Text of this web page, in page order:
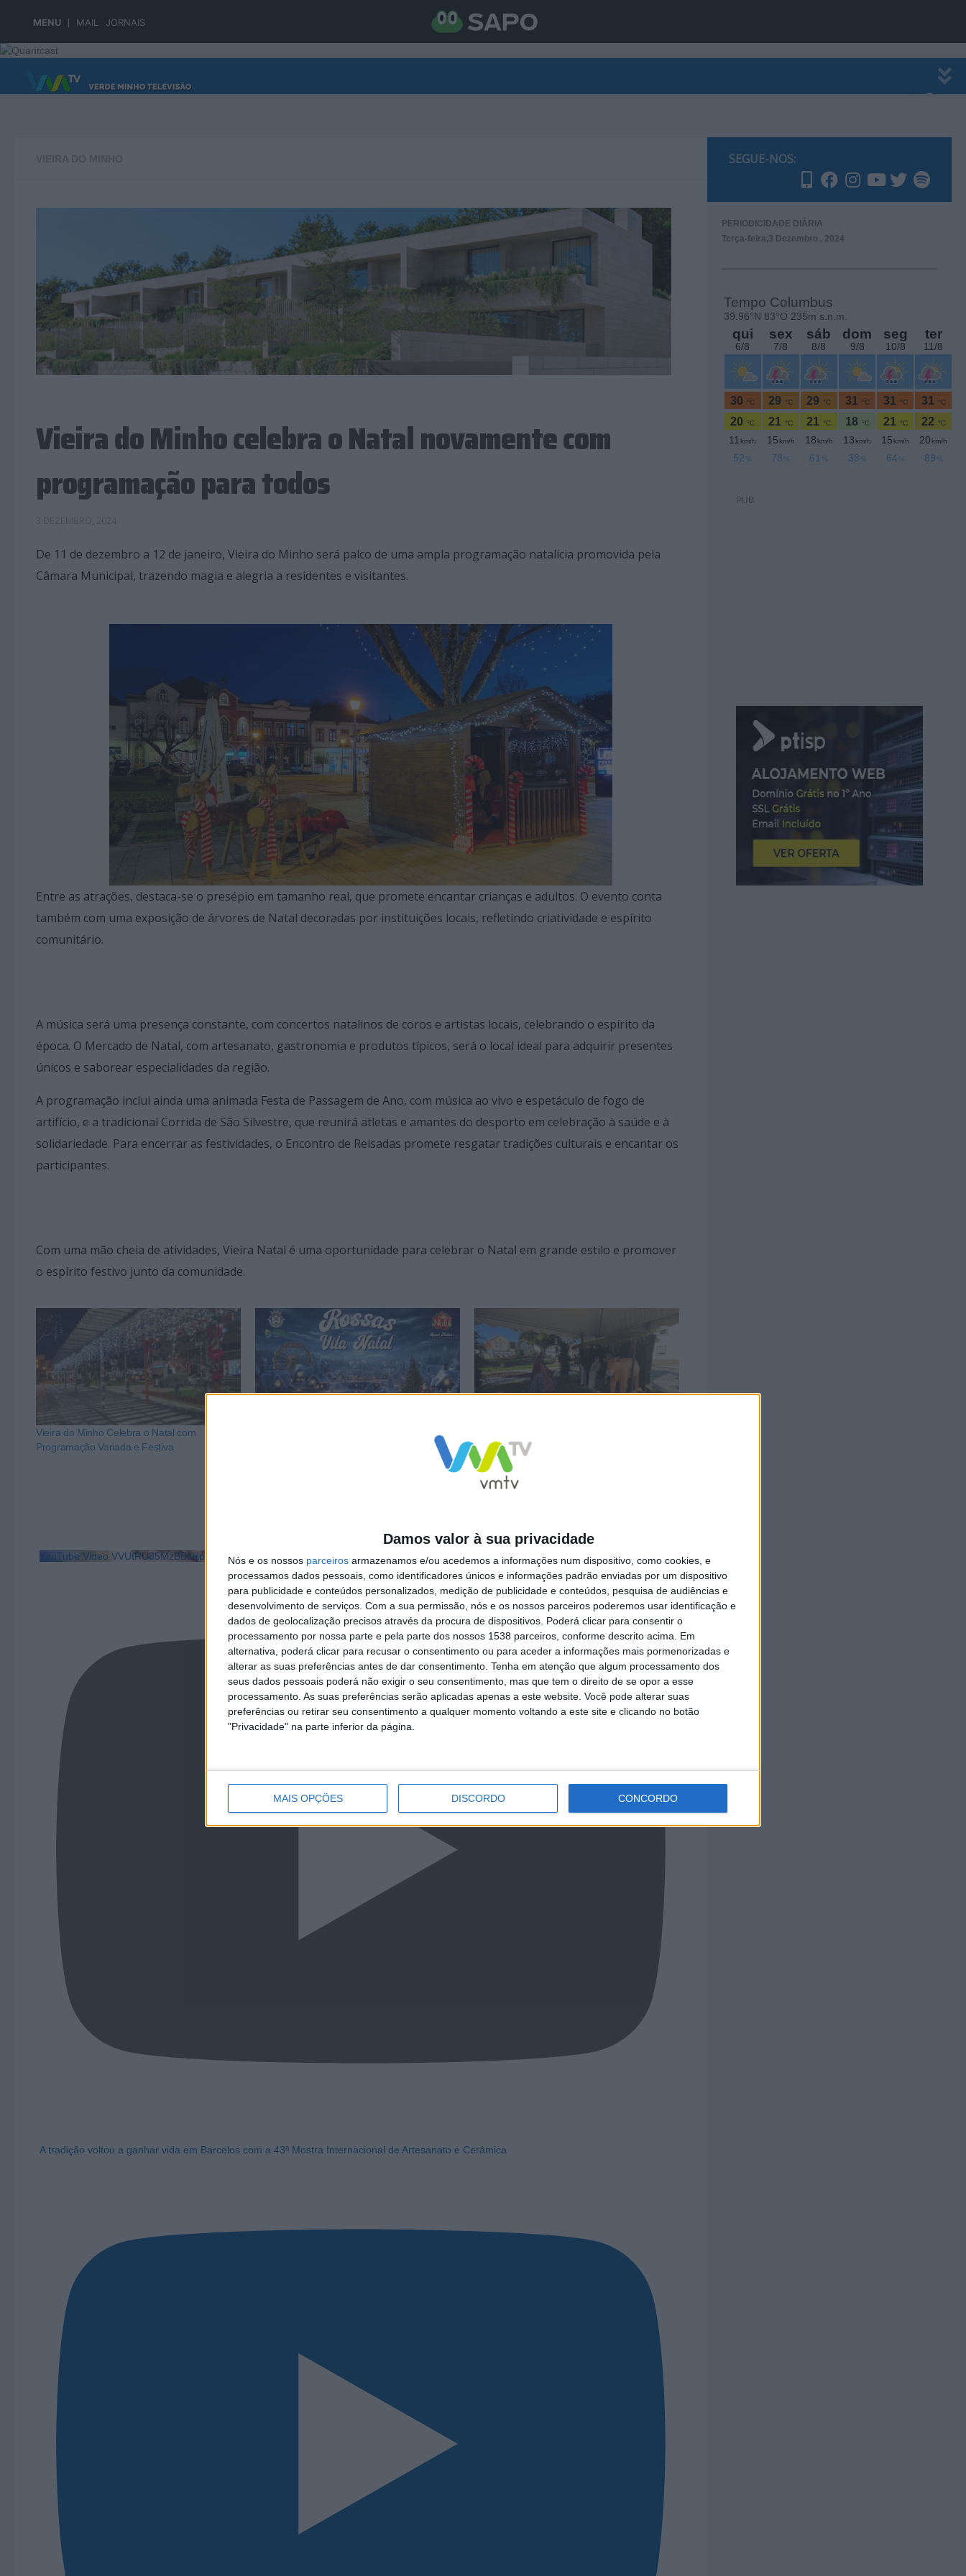
MENU MAIL JORNAIS
Damos valor à sua privacidade
Nós e os nossos parceiros armazenamos e/ou acedemos a informações num dispositivo, como cookies, e
processamos dados pessoais, como identificadores únicos e informações padrão enviadas por um dispositivo
para publicidade e conteúdos personalizados, medição de publicidade e conteúdos, pesquisa de audiências e
desenvolvimento de serviços. Com a sua permissão, nós e os nossos parceiros poderemos usar identificação e
dados de geolocalização precisos através da procura de dispositivos. Poderá clicar para consentir o
processamento por nossa parte e pela parte dos nossos 1538 parceiros, conforme descrito acima. Em
alternativa, poderá clicar para recusar o consentimento ou para aceder a informações mais pormenorizadas e
alterar as suas preferências antes de dar consentimento. Tenha em atenção que algum processamento dos
seus dados pessoais poderá não exigir o seu consentimento, mas que tem o direito de se opor a esse
processamento. As suas preferências serão aplicadas apenas a este website. Você pode alterar suas
preferências ou retirar seu consentimento a qualquer momento voltando a este site e clicando no botão
"Privacidade" na parte inferior da página.
MAIS OPÇÕES DISCORDO CONCORDO
Skip to content
Vieira do Minho celebra o Natal novamente com
programação para todos
De 11 de dezembro a 12 de janeiro, Vieira do Minho será palco de uma ampla programação natalícia promovida pela
Câmara Municipal, trazendo magia e alegria a residentes e visitantes.
Entre as atrações, destaca-se o presépio em tamanho real, que promete encantar crianças e adultos. O evento conta
também com uma exposição de árvores de Natal decoradas por instituições locais, refletindo criatividade e espírito
comunitário.
A música será uma presença constante, com concertos natalinos de coros e artistas locais, celebrando o espírito da
época. O Mercado de Natal, com artesanato, gastronomia e produtos típicos, será o local ideal para adquirir presentes
únicos e saborear especialidades da região.
A programação inclui ainda uma animada Festa de Passagem de Ano, com música ao vivo e espetáculo de fogo de
artifício, e a tradicional Corrida de São Silvestre, que reunirá atletas e amantes do desporto em celebração à saúde e à
solidariedade. Para encerrar as festividades, o Encontro de Reisadas promete resgatar tradições culturais e encantar os
participantes.
Com uma mão cheia de atividades, Vieira Natal é uma oportunidade para celebrar o Natal em grande estilo e promover
o espírito festivo junto da comunidade.
Vieira do Minho Celebra o Natal com
Programação Variada e Festiva
YouTube Video VVUtRU85MzBBcHpOcU5BUnpKX0wyV1ZBLmNCa2l2ckl3RkxJ
A tradição voltou a ganhar vida em Barcelos com a 43ª Mostra Internacional de Artesanato e Cerâmica
SEGUE-NOS:
PERIODICIDADE DIÁRIA
Terça-feira,3 Dezembro , 2024
PUB